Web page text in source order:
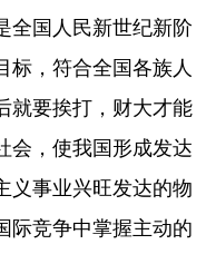
全国人民新世纪新阶
标，符合全国各族人
就要挨打，财大才能
会，使我国形成发达
义事业兴旺发达的物
际竞争中掌握主动的